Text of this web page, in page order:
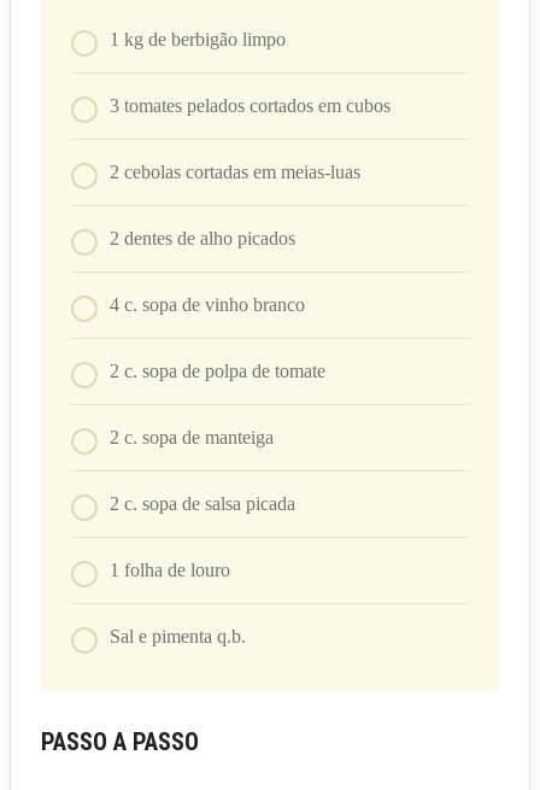
1 kg de berbigão limpo
3 tomates pelados cortados em cubos
2 cebolas cortadas em meias-luas
2 dentes de alho picados
4 c. sopa de vinho branco
2 c. sopa de polpa de tomate
2 c. sopa de manteiga
2 c. sopa de salsa picada
1 folha de louro
Sal e pimenta q.b.
PASSO A PASSO